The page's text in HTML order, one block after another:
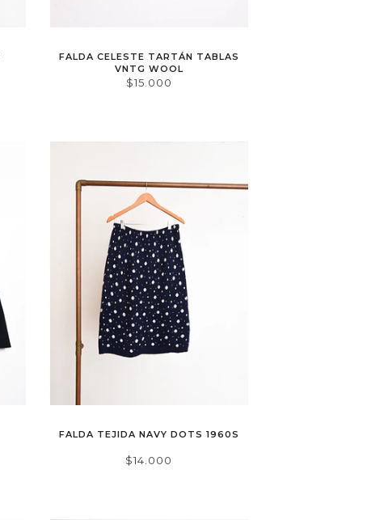
FALDA CELESTE TARTÁN TABLAS
VNTG WOOL
$15.000
FALDA TEJIDA NAVY DOTS 1960S
$14.000